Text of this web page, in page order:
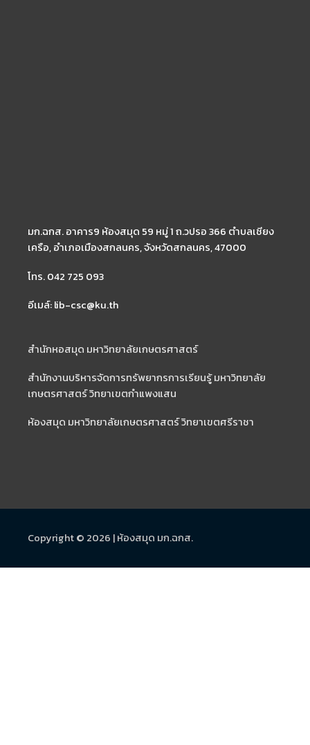
มก.ฉกส. อาคาร9 ห้องสมุด 59 หมู่ 1 ถ.วปรอ 366 ตำบลเชียง
เครือ, อำเภอเมืองสกลนคร, จังหวัดสกลนคร, 47000
โทร. 042 725 093
อีเมล์: lib-csc@ku.th
สำนักหอสมุด มหาวิทยาลัยเกษตรศาสตร์
สำนักงานบริหารจัดการทรัพยากรการเรียนรู้ มหาวิทยาลัย
เกษตรศาสตร์ วิทยาเขตกำแพงแสน
ห้องสมุด มหาวิทยาลัยเกษตรศาสตร์ วิทยาเขตศรีราชา
Copyright © 2026 |ห้องสมุด มก.ฉกส.